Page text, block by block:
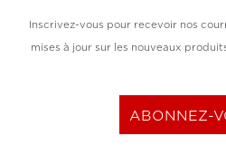
Inscrivez-vous pour recevoir nos
mises à jour sur les nouveaux
ABONNEZ-